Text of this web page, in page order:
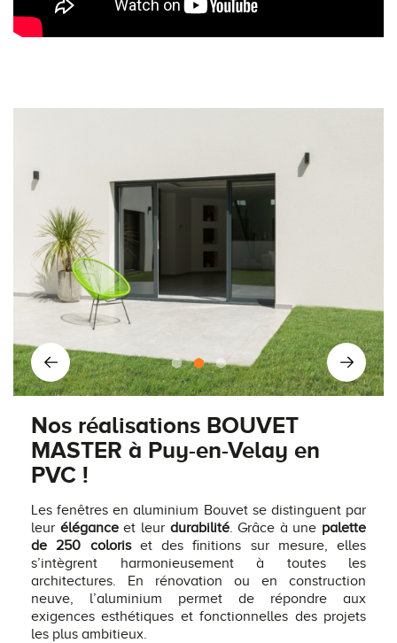
Nos réalisations BOUVET
MASTER à Puy-en-Velay en
PVC !
Les fenêtres en aluminium Bouvet se distinguent par
leur éléganceet leur durabilité. Grâce à une palette
de 250 coloriset des finitions sur mesure, elles
s’intègrent harmonieusement à toutes les
architectures. En rénovation ou en construction
neuve, l’aluminium permet de répondre aux
exigences esthétiques et fonctionnelles des projets
les plus ambitieux.